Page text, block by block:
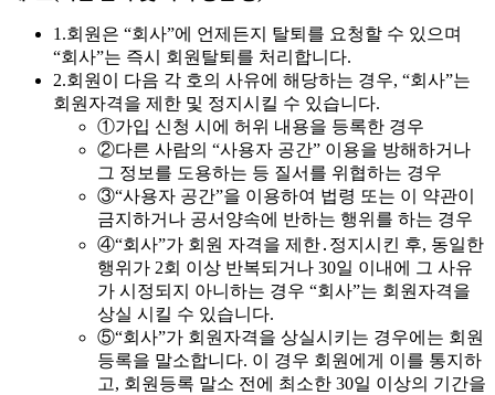
1.회원은 “회사”에 언제든지 탈퇴를 요청할 수 있으며
“회사”는 즉시 회원탈퇴를 처리합니다.
2.회원이 다음 각 호의 사유에 해당하는 경우, “회사”는
회원자격을 제한 및 정지시킬 수 있습니다.
①가입 신청 시에 허위 내용을 등록한 경우
②다른 사람의 “사용자 공간” 이용을 방해하거나
그 정보를 도용하는 등 질서를 위협하는 경우
③“사용자 공간”을 이용하여 법령 또는 이 약관이
금지하거나 공서양속에 반하는 행위를 하는 경우
④“회사”가 회원 자격을 제한․정지시킨 후, 동일한
행위가 2회 이상 반복되거나 30일 이내에 그 사유
가 시정되지 아니하는 경우 “회사”는 회원자격을
상실 시킬 수 있습니다.
⑤“회사”가 회원자격을 상실시키는 경우에는 회원
등록을 말소합니다. 이 경우 회원에게 이를 통지하
고, 회원등록 말소 전에 최소한 30일 이상의 기간을